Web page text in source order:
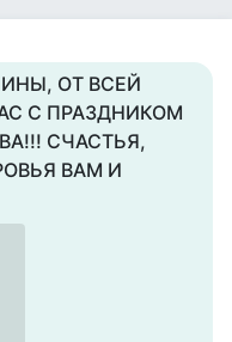
ОТ ВСЕЙ
С ПРАЗДНИКОМ
СЧАСТЬЯ,
ВАМ И